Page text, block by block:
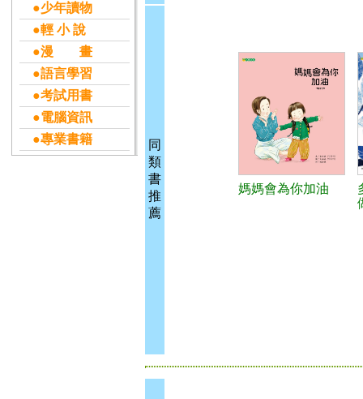
●少年讀物
●輕 小 說
●漫 畫
●語言學習
●考試用書
●電腦資訊
●專業書籍
同
類
書
推
薦
媽媽會為你加油